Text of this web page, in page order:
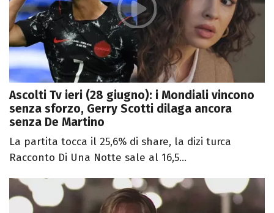
Ascolti Tv ieri (28 giugno): i Mondiali vincono
senza sforzo, Gerry Scotti dilaga ancora
senza De Martino
La partita tocca il 25,6% di share, la dizi turca
Racconto Di Una Notte sale al 16,5...